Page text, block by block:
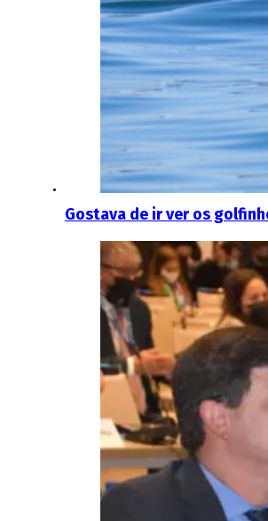
Gostava de ir ver os